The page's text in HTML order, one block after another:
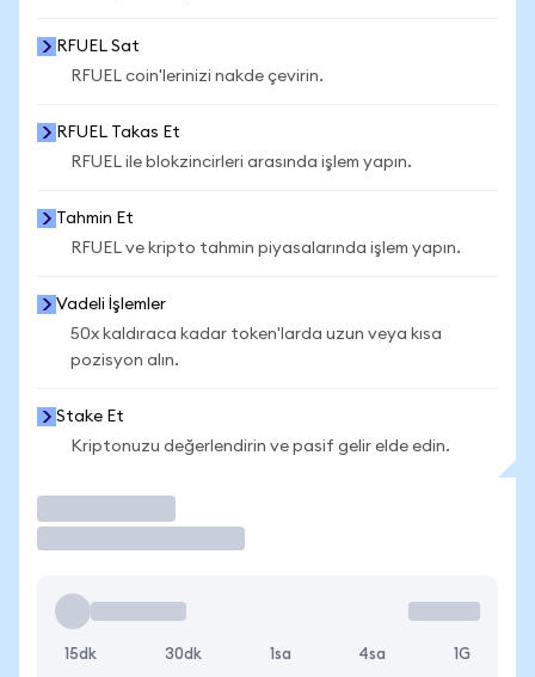
RFUEL Sat
RFUEL coin'lerinizi nakde çevirin.
RFUEL Takas Et
RFUEL ile blokzincirleri arasında işlem yapın.
Tahmin Et
RFUEL ve kripto tahmin piyasalarında işlem yapın.
Vadeli İşlemler
50x kaldıraca kadar token'larda uzun veya kısa
pozisyon alın.
Stake Et
Kriptonuzu değerlendirin ve pasif gelir elde edin.
15dk 30dk 1sa 4sa 1G